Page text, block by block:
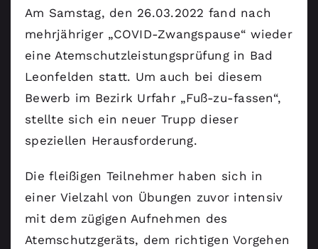
Am Samstag, den 26.03.2022 fand nach
mehrjähriger „COVID-Zwangspause“ wieder
eine Atemschutzleistungsprüfung in Bad
Leonfelden statt. Um auch bei diesem
Bewerb im Bezirk Urfahr „Fuß-zu-fassen“,
stellte sich ein neuer Trupp dieser
speziellen Herausforderung.
Die fleißigen Teilnehmer haben sich in
einer Vielzahl von Übungen zuvor intensiv
mit dem zügigen Aufnehmen des
Atemschutzgeräts, dem richtigen Vorgehen